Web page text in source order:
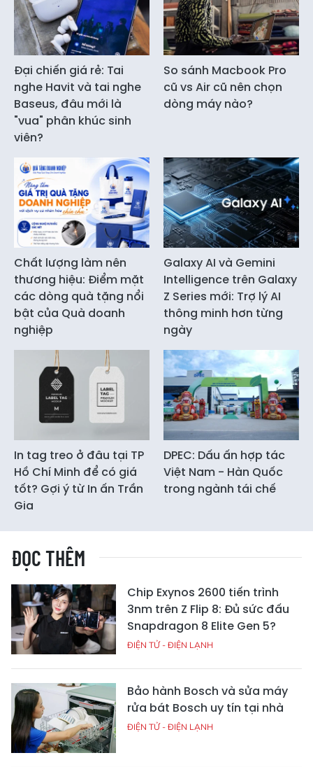
đô thị này.
Đại diện chủ đầu tư Sun Property kỳ vọng, Art
Residence nói riêng và Sun City Hà Nam nói
chung sẽ thu hút cộng đồng cư dân hiện đại,
năng động, cùng chia sẻ giá trị sống khác biệt –
những người tìm kiếm không gian sống đầy sắc
Thông tin liên hệ:
CÔNG TY CỔ PHẦN TẬP ĐOÀN THƯƠNG MẠI
AURA
● Điện Thoại: 0924.000.222
● Email: sungroup.service@gmail.com
● 282 Nguyễn Huy Tưởng, Thanh Xuân, Hà Nội
● Website: https://sun-group.info/